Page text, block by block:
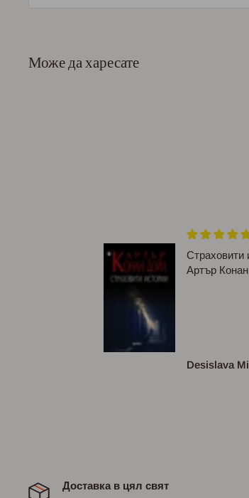
Може да харесате
Страховити
Артър
Desislava
Доставка в цял свят